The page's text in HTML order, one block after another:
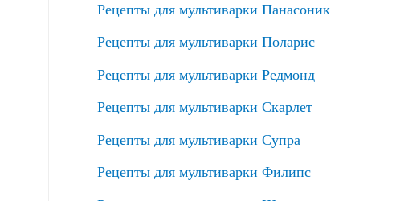
Рецепты для мультиварки Панасоник
Рецепты для мультиварки Поларис
Рецепты для мультиварки Редмонд
Рецепты для мультиварки Скарлет
Рецепты для мультиварки Супра
Рецепты для мультиварки Филипс